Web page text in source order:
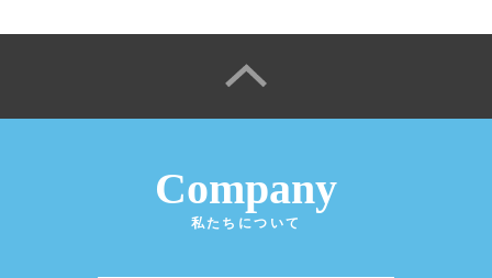
Company
私たちについて